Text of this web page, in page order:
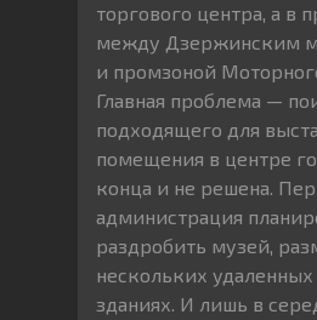
торгового центра, а в
между Дзержинским
и промзоной
Главная проблема —
подходящего для
помещения в центре
конца и не решена.
администрация
раздробить музей,
нескольких
зданиях. И лишь в